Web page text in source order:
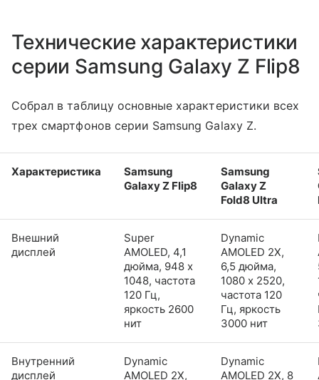
Технические характеристики
серии Samsung Galaxy Z Flip8
Собрал в таблицу основные характеристики всех
трех смартфонов серии Samsung Galaxy Z.
Характеристика
Samsung
Galaxy Z Flip8
Samsung
Galaxy Z
Fold8 Ultra
Внешний
дисплей
Super
AMOLED, 4,1
дюйма, 948 x
1048, частота
120 Гц,
яркость 2600
нит
Dynamic
AMOLED 2X,
6,5 дюйма,
1080 x 2520,
частота 120
Гц, яркость
3000 нит
Внутренний
дисплей
Dynamic
AMOLED 2X,
Dynamic
AMOLED 2X, 8